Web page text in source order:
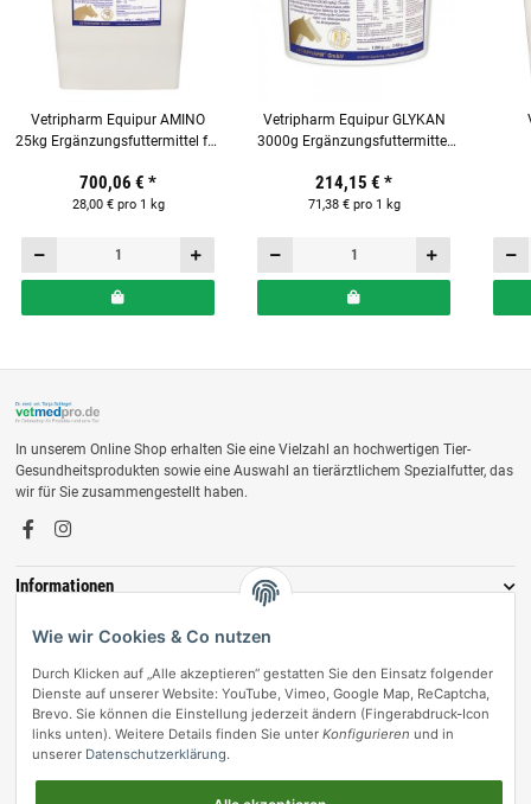
Vetripharm Equipur AMINO
25kg Ergänzungsfuttermittel für
700,06 € *
28,00 € pro 1 kg
Vetripharm Equipur GLYKAN
3000g Ergänzungsfuttermittel
214,15 € *
71,38 € pro 1 kg
In unserem Online Shop erhalten Sie eine Vielzahl an hochwertigen Tier-
Gesundheitsprodukten sowie eine Auswahl an tierärztlichem Spezialfutter, das
wir für Sie zusammengestellt haben.
Informationen
Zahlungsmöglichkeiten
Wie wir Cookies & Co nutzen
Durch Klicken auf „Alle akzeptieren“ gestatten Sie den Einsatz folgender
Dienste auf unserer Website: YouTube, Vimeo, Google Map, ReCaptcha,
Brevo. Sie können die Einstellung jederzeit ändern (Fingerabdruck-Icon
links unten). Weitere Details finden Sie unter Konfigurieren und in
unserer Datenschutzerklärung.